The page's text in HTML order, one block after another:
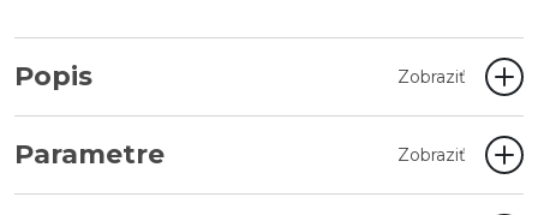
Popis Zobraziť
Parametre Zobraziť